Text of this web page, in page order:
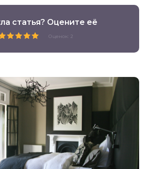
статья? Оцените её
Оценок: 2